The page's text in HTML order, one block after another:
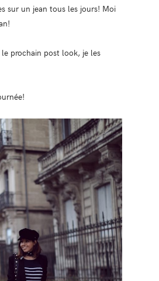
sur un jean tous les jours! Moi
prochain post look, je les